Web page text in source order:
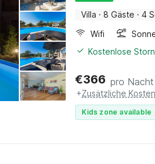
Villa · 8 Gäste · 4
Wifi
Kostenlose
€366 pro Nacht
+Zusätzliche Kosten
Kids zone available